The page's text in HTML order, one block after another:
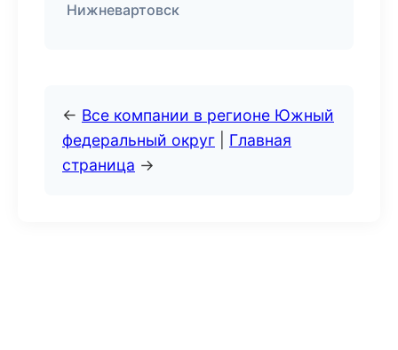
Нижневартовск
← Все компании в регионе Южный
федеральный округ
Главная
страница →